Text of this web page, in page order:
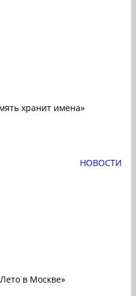
хранит имена»
НОВОСТИ
в Москве»